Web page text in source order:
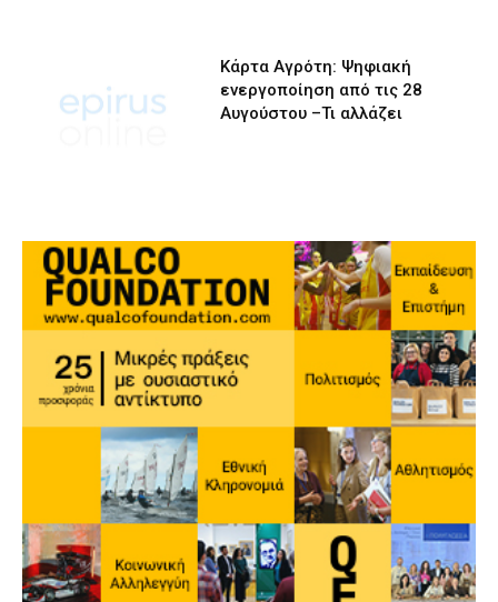
Κάρτα Αγρότη: Ψηφιακή
ενεργοποίηση από τις 28
Αυγούστου –Τι αλλάζει